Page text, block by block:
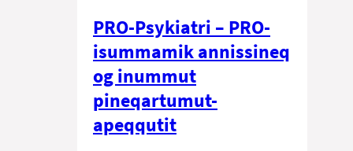
PRO-Psykiatri – PRO-
isummamik annissineq
og inummut
pineqartumut-
apeqqutit